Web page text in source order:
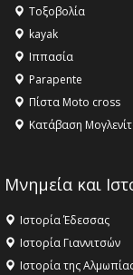
ανθρωπότητα
16:18 -
ΣΤΗΝ ΕΔΕΣΣΑ
Τοξοβολία
kayak
Ιππασία
Parapente
Πίστα Moto cross
Κατάβαση
Μνημεία και
Ιστορία Έδεσσας
Ιστορία Γιαννιτσών
Ιστορία της